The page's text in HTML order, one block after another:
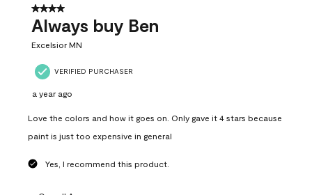
16
Reviews
4 out of 5 stars.
Always buy Ben
Excelsior MN
VERIFIED PURCHASER
a year ago
Love the colors and how it goes on. Only gave it 4 stars because
paint is just too expensive in general
Yes, I recommend this product.